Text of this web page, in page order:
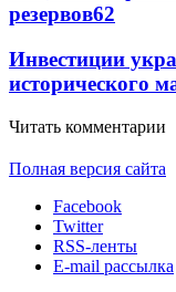
резервов62
Инвестиции
исторического
Читать комментарии
Полная версия сайта
Facebook
Twitter
RSS-ленты
E-mail рассылка